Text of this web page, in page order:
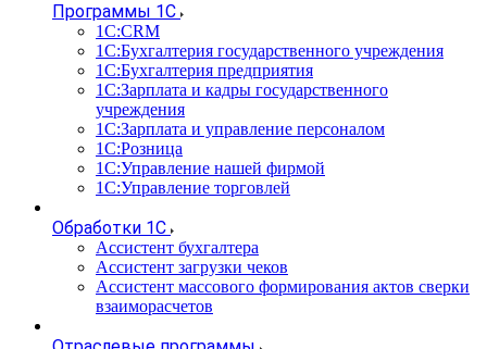
Программы 1С
1С:CRM
1С:Бухгалтерия государственного учреждения
1С:Бухгалтерия предприятия
1С:Зарплата и кадры государственного
учреждения
1С:Зарплата и управление персоналом
1С:Розница
1С:Управление нашей фирмой
1С:Управление торговлей
Обработки 1С
Ассистент бухгалтера
Ассистент загрузки чеков
Ассистент массового формирования актов сверки
взаиморасчетов